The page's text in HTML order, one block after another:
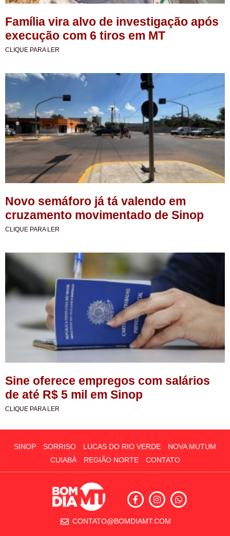
Família vira alvo de investigação após
execução com 6 tiros em MT
CLIQUE PARA LER
Novo semáforo já tá valendo em
cruzamento movimentado de Sinop
CLIQUE PARA LER
Sine oferece empregos com salários
de até R$ 5 mil em Sinop
CLIQUE PARA LER
SINOP SORRISO LUCAS DO RIO VERDE
NOVA MUTUM
CUIABÁ
REGIÃO NORTE CONTATO
CONTATO@BOMDIAMT.COM